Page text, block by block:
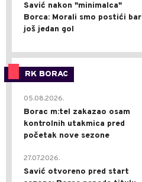
Savić nakon "minimalca"
Borca: Morali smo postići bar
još jedan gol
RK BORAC
05.08.2026.
Borac m:tel zakazao osam
kontrolnih utakmica pred
početak nove sezone
27.07.2026.
Savić otvoreno pred start